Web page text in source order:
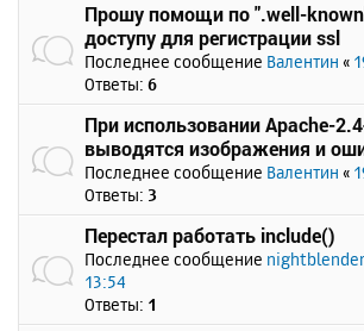
Прошу помощи по ".well-
доступу для регистрации ssl
Последнее сообщение Валентин «
Ответы: 6
При использовании Apache-
выводятся изображения и
Последнее сообщение Валентин «
Ответы: 3
Перестал работать include()
Последнее сообщение nightblender
13:54
Ответы: 1